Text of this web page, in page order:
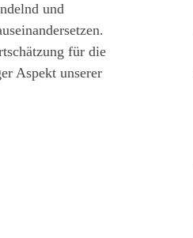
und
für die
Aspekt unserer